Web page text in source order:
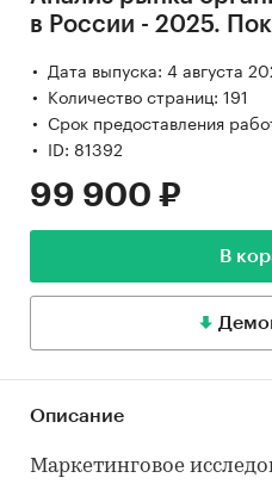
в России - 2025.
Дата выпуска: 4 августа
Количество страниц: 191
Срок предоставления
ID: 81392
99 900 ₽
В
Описание
Маркетинговое